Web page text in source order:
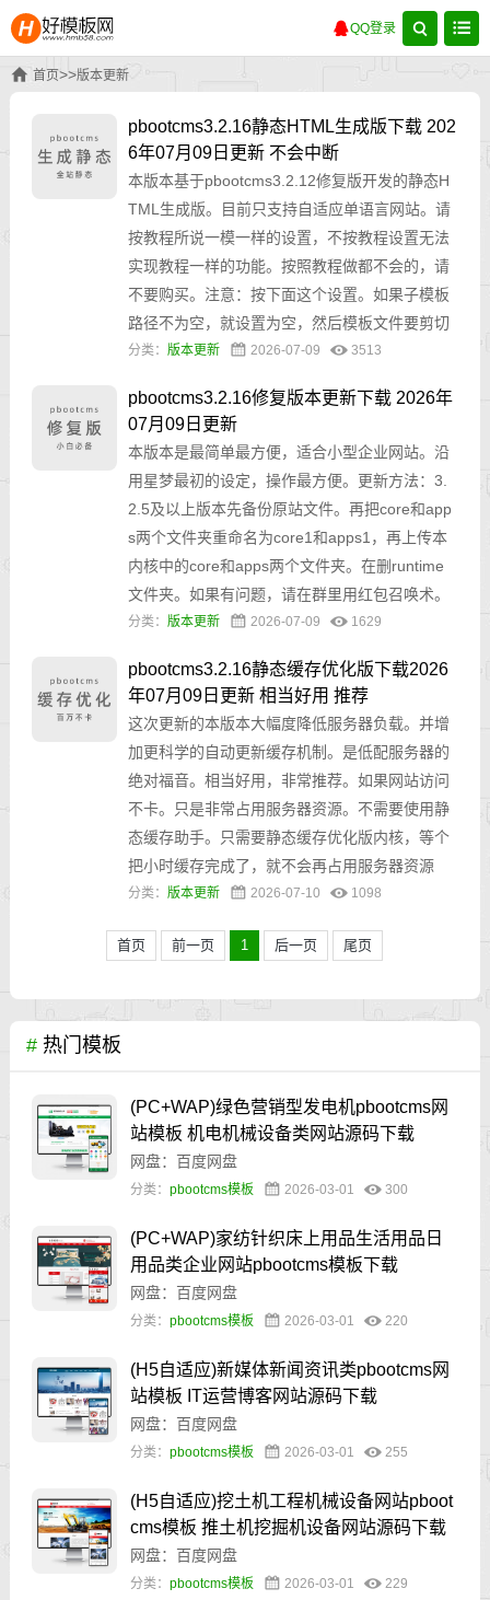
QQ登录
首页>>版本更新
pbootcms3.2.16静态HTML生成版下载 202
6年07月09日更新 不会中断
本版本基于pbootcms3.2.12修复版开发的静态H
TML生成版。目前只支持自适应单语言网站。请
按教程所说一模一样的设置，不按教程设置无法
实现教程一样的功能。按照教程做都不会的，请
不要购买。注意：按下面这个设置。如果子模板
路径不为空，就设置为空，然后模板文件要剪切
分类： 版本更新 2026-07-09 3513
pbootcms3.2.16修复版本更新下载 2026年
07月09日更新
本版本是最简单最方便，适合小型企业网站。沿
用星梦最初的设定，操作最方便。更新方法：3.
2.5及以上版本先备份原站文件。再把core和app
s两个文件夹重命名为core1和apps1，再上传本
内核中的core和apps两个文件夹。在删runtime
文件夹。如果有问题，请在群里用红包召唤术。
分类： 版本更新 2026-07-09 1629
pbootcms3.2.16静态缓存优化版下载2026
年07月09日更新 相当好用 推荐
这次更新的本版本大幅度降低服务器负载。并增
加更科学的自动更新缓存机制。是低配服务器的
绝对福音。相当好用，非常推荐。如果网站访问
不卡。只是非常占用服务器资源。不需要使用静
态缓存助手。只需要静态缓存优化版内核，等个
把小时缓存完成了，就不会再占用服务器资源
分类： 版本更新 2026-07-10 1098
首页 前一页 1 后一页 尾页
# 热门模板
(PC+WAP)绿色营销型发电机pbootcms网
站模板 机电机械设备类网站源码下载
网盘：百度网盘
分类： pbootcms模板 2026-03-01 300
(PC+WAP)家纺针织床上用品生活用品日
用品类企业网站pbootcms模板下载
网盘：百度网盘
分类： pbootcms模板 2026-03-01 220
(H5自适应)新媒体新闻资讯类pbootcms网
站模板 IT运营博客网站源码下载
网盘：百度网盘
分类： pbootcms模板 2026-03-01 255
(H5自适应)挖土机工程机械设备网站pboot
cms模板 推土机挖掘机设备网站源码下载
网盘：百度网盘
分类： pbootcms模板 2026-03-01 229